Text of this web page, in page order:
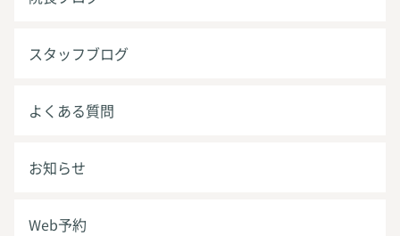
スタッフブログ
よくある質問
お知らせ
Web予約